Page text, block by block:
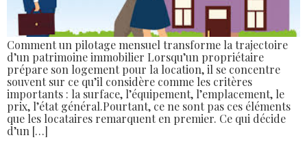
Comment un pilotage mensuel transforme la trajectoire
d’un patrimoine immobilier Lorsqu’un propriétaire
prépare son logement pour la location, il se concentre
souvent sur ce qu’il considère comme les critères
importants : la surface, l’équipement, l’emplacement, le
prix, l’état général.Pourtant, ce ne sont pas ces éléments
que les locataires remarquent en premier. Ce qui décide
d’un […]